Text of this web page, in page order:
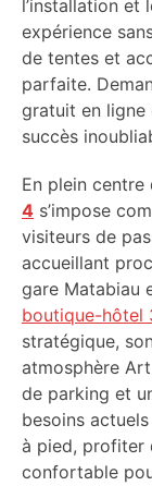
l’installation et
expérience
de tentes et
parfaite.
gratuit en ligne
succès
En plein centre
4 s’impose
visiteurs de
accueillant
gare Matabiau
boutique-hôtel
stratégique,
atmosphère
de parking et
besoins
à pied, profiter
confortable